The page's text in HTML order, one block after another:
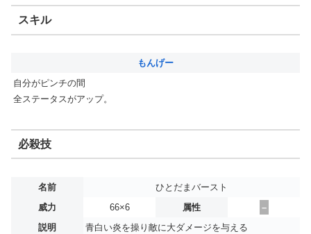
スキル
もんげー
自分がピンチの間
全ステータスがアップ。
必殺技
名前
ひとだまバースト
威力
66×6 属性
–
説明
青白い炎を操り敵に大ダメージを与える